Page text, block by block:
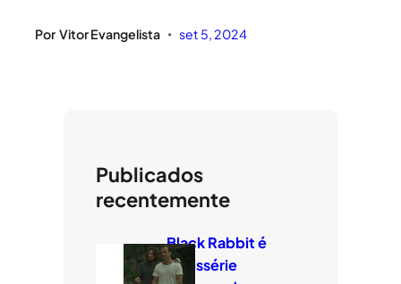
Por Vitor Evangelista • set 5, 2024
Publicados
recentemente
Black Rabbit é
minissérie